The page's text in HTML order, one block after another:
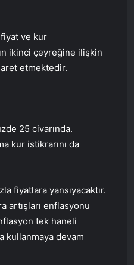
ve kur
ikinci çeyreğine ilişkin
etmektedir.
25 civarında.
kur istikrarını da
fiyatlara yansıyacaktır.
artışları enflasyonu
tek haneli
kullanmaya devam